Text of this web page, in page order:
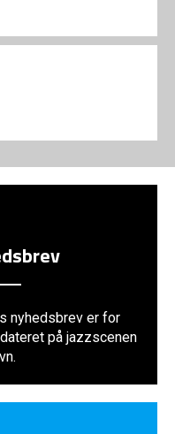
nyhedsbrev er for
på jazzscenen